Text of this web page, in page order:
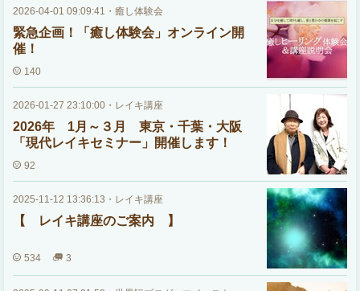
2026-04-01 09:09:41 ・ 癒し体験会
緊急企画！「癒し体験会」オンライン開
催！
140
2026-01-27 23:10:00 ・ レイキ講座
2026年 1月～３月 東京・千葉・大阪
「現代レイキセミナー」開催します！
92
2025-11-12 13:36:13 ・ レイキ講座
【 レイキ講座のご案内 】
534 3